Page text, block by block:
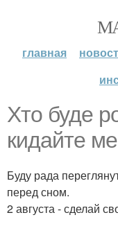
главная
Хто буде
кидайте
Буду рада
перед сном.
2 августа - сделай